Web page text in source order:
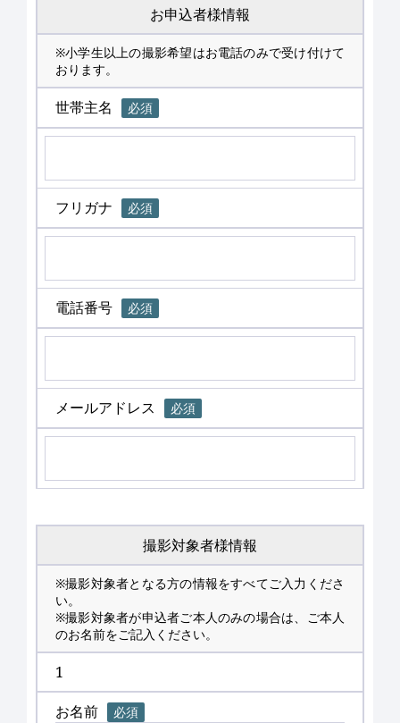
お申込者様情報
※小学生以上の撮影希望はお電話のみで受け付けて
おります。
世帯主名 必須
フリガナ 必須
電話番号 必須
メールアドレス 必須
撮影対象者様情報
※撮影対象者となる方の情報をすべてご入力くださ
い。
※撮影対象者が申込者ご本人のみの場合は、ご本人
のお名前をご記入ください。
1
お名前
必須